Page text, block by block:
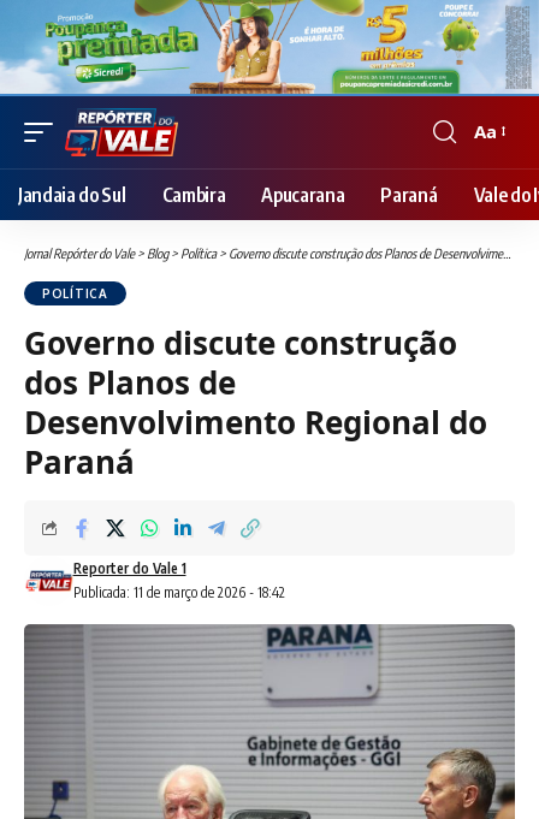
Font
Resizer
Aa
Jandaia do Sul Cambira Apucarana Paraná Vale do
Jornal Repórter do Vale> Blog> Política> Governo discute construção dos Planos de Desenvolvimento Regional do Paraná
POLÍTICA
Governo discute construção
dos Planos de
Desenvolvimento Regional do
Paraná
Publicada: 11 de março de 2026 - 18:42
Reporter do Vale 1